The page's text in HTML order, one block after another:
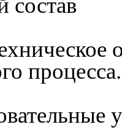
состав